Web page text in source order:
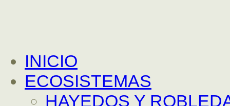
INICIO
ECOSISTEMAS
HAYEDOS Y